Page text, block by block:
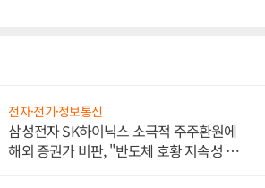
전자·전기·정보통신
삼성전자 SK하이닉스 소극적 주주환원에
해외 증권가 비판, "반도체 호황 지속성 의